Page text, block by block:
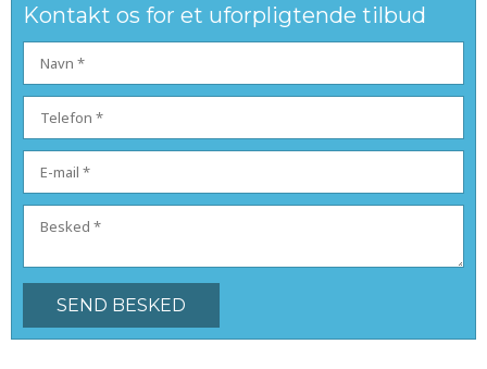
Kontakt os for et uforpligtende tilbud​